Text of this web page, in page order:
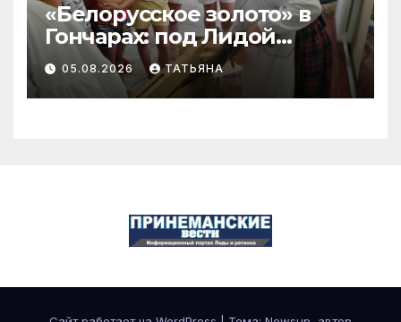
«Белорусское золото» в
Гончарах: под Лидой
возродили старинный
промысел переработки
льна
05.08.2026 ТАТЬЯНА